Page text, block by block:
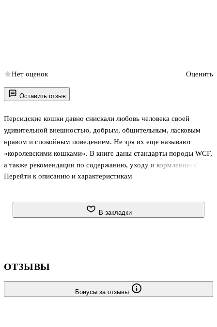
Оставить отзыв
Персидские кошки давно снискали любовь человека своей
удивительной внешностью, добрым, общительным, ласковым
нравом и спокойным поведением. Не зря их еще называют
«королевскими кошками». В книге даны стандарты породы WCF,
а также рекомендации по содержанию, уходу и кормлению с
учетом особенностей данной породы кошек.
Перейти к описанию и характеристикам
Нет оценок Оценить
В закладки
ОТЗЫВЫ
Бонусы за отзывы